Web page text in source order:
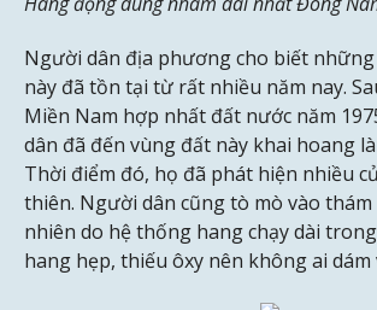
Người dân địa phương cho biết
này đã tồn tại từ rất nhiều năm nay.
Miền Nam hợp nhất đất nước năm
dân đã đến vùng đất này khai hoang
Thời điểm đó, họ đã phát hiện nhiều
thiên. Người dân cũng tò mò vào
nhiên do hệ thống hang chạy dài
hang hẹp, thiếu ôxy nên không ai dám